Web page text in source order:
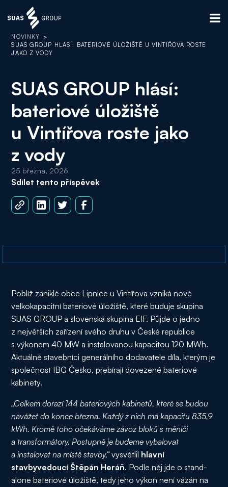
NOVINKY >
SUAS GROUP HLÁSÍ: BATERIOVÉ ÚLOŽIŠTĚ U VINTÍŘOVA ROSTE
JAKO Z VODY
SUAS GROUP hlásí:
bateriové úložiště
u Vintířova roste jako
z vody
25 března, 2026
Sdílet tento příspěvek
Poblíž zaniklé obce Lipnice u Vintířova vzniká nové
velkokapacitní bateriové úložiště, které buduje skupina
SUAS GROUP a slovenská skupina EIF. Půjde o jedno
z největších zařízení svého druhu v České republice
s výkonem 40 MW a instalovanou kapacitou 120 MWh.
Aktuálně stavebníci generálního dodavatele díla, kterým je
společnost IBG Česko, přebírají dovezené bateriové
kabinety.
„Celkem dorazí 144 bateriových kabinetů, které se budou
navážet do konce března. Každý z nich má kapacitu 835,9
kWh. Kromě toho očekáváme závoz bloků s měniči
a transformátory. Postupně je budeme vybalovat
a instalovat na místě stavby,“vysvětlil hlavní
stavbyvedoucí Štěpán Heráň. Podle něj jde o stand-
alone bateriové úložiště, tedy jeho výkon není vázán na